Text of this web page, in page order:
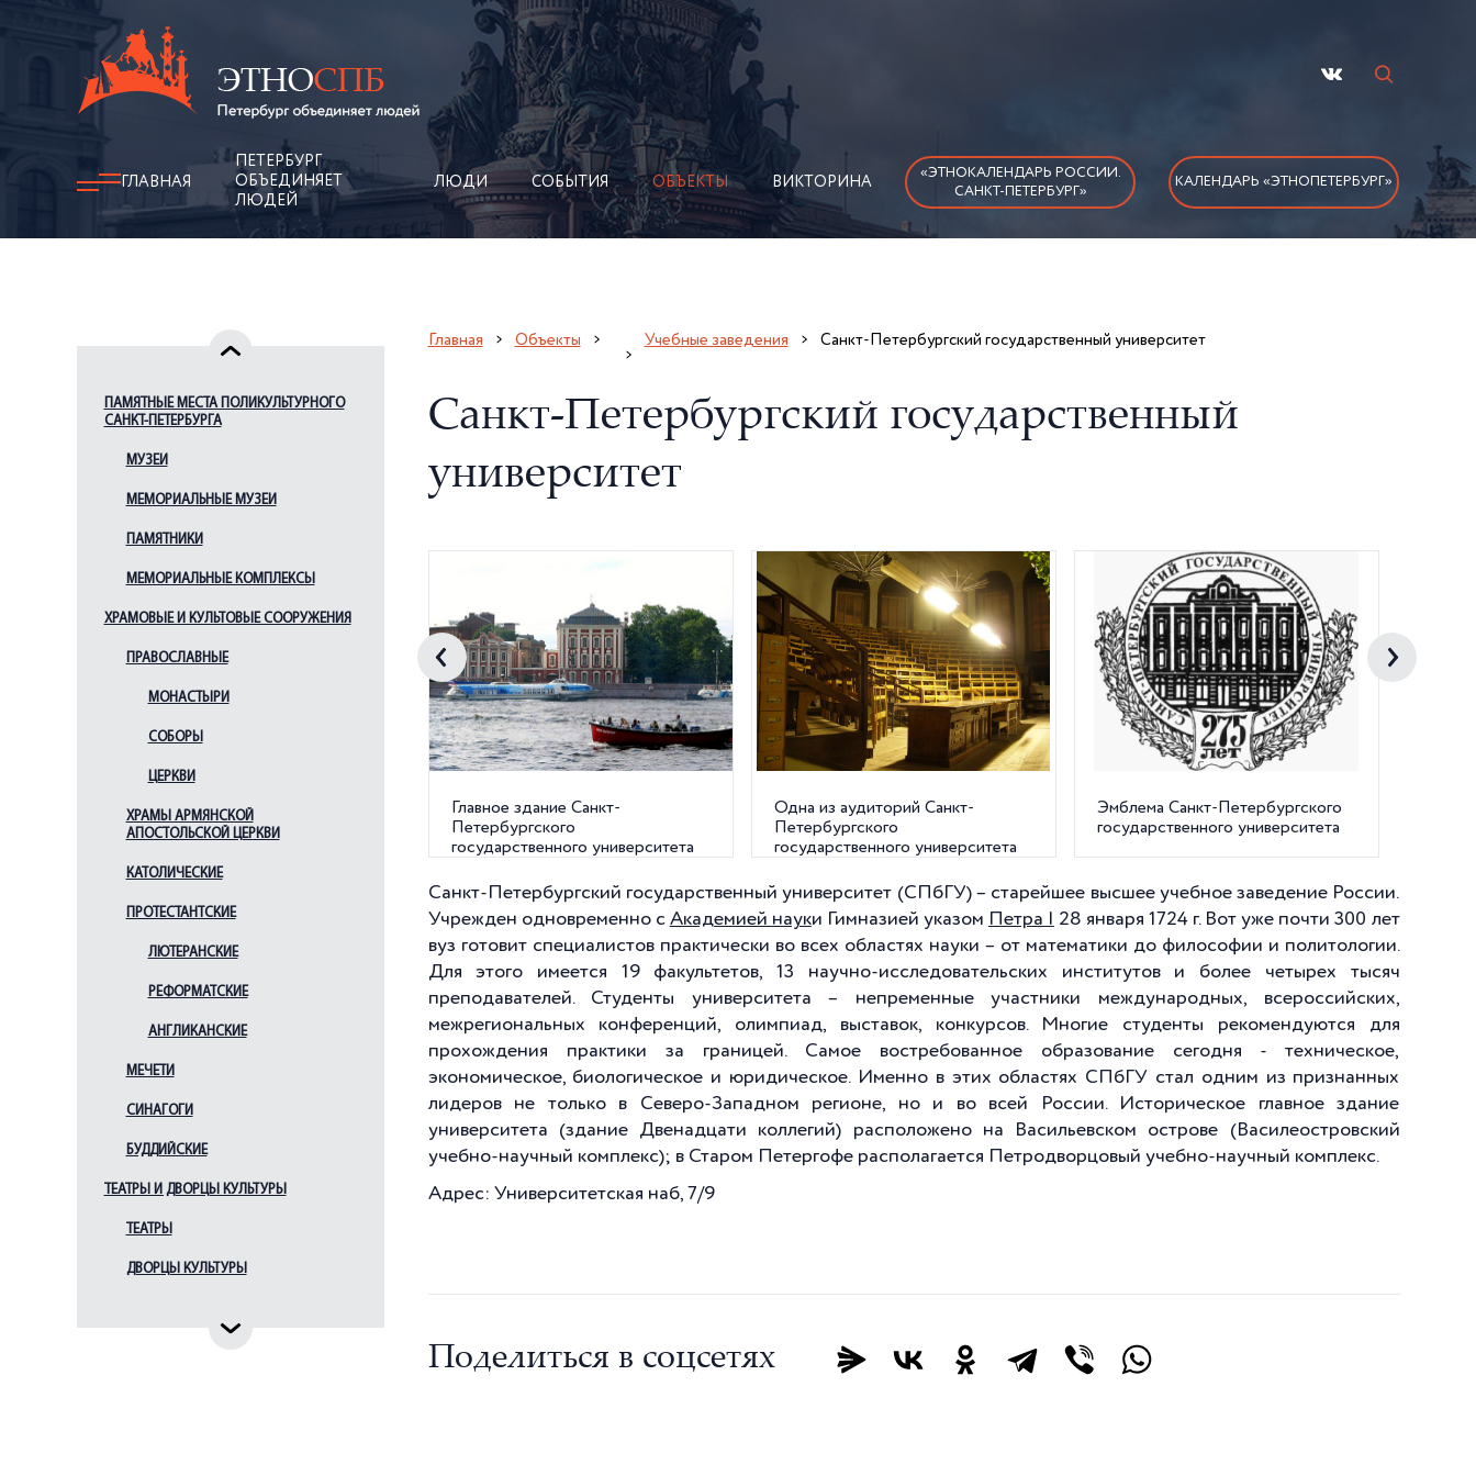
ГЛАВНАЯ
ПЕТЕРБУРГ
ОБЪЕДИНЯЕТ
ЛЮДЕЙ
ЛЮДИ СОБЫТИЯ ОБЪЕКТЫ ВИКТОРИНА
«ЭТНОКАЛЕНДАРЬ РОССИИ.
САНКТ-ПЕТЕРБУРГ»
КАЛЕНДАРЬ «ЭТНОПЕТЕРБУРГ»
ПАМЯТНЫЕ МЕСТА ПОЛИКУЛЬТУРНОГО
САНКТ-ПЕТЕРБУРГА
МУЗЕИ
МЕМОРИАЛЬНЫЕ МУЗЕИ
ПАМЯТНИКИ
МЕМОРИАЛЬНЫЕ КОМПЛЕКСЫ
ХРАМОВЫЕ И КУЛЬТОВЫЕ СООРУЖЕНИЯ
ПРАВОСЛАВНЫЕ
МОНАСТЫРИ
СОБОРЫ
ЦЕРКВИ
ХРАМЫ АРМЯНСКОЙ
АПОСТОЛЬСКОЙ ЦЕРКВИ
КАТОЛИЧЕСКИЕ
ПРОТЕСТАНТСКИЕ
ЛЮТЕРАНСКИЕ
РЕФОРМАТСКИЕ
АНГЛИКАНСКИЕ
МЕЧЕТИ
СИНАГОГИ
БУДДИЙСКИЕ
ТЕАТРЫ И ДВОРЦЫ КУЛЬТУРЫ
ТЕАТРЫ
ДВОРЦЫ КУЛЬТУРЫ
Главная Объекты Учебные заведения Санкт-Петербургский государственный университет
Санкт-Петербургский государственный
университет
Главное здание Санкт-
Петербургского
государственного университета
Одна из аудиторий Санкт-
Петербургского
государственного университета
Эмблема Санкт-Петербургского
государственного университета
Санкт-Петербургский государственный университет (СПбГУ) – старейшее высшее учебное заведение России.
Учрежден одновременно с Академией науки Гимназией указом Петра I 28 января 1724 г. Вот уже почти 300 лет
вуз готовит специалистов практически во всех областях науки – от математики до философии и политологии.
Для этого имеется 19 факультетов, 13 научно-исследовательских институтов и более четырех тысяч
преподавателей. Студенты университета – непременные участники международных, всероссийских,
межрегиональных конференций, олимпиад, выставок, конкурсов. Многие студенты рекомендуются для
прохождения практики за границей. Самое востребованное образование сегодня - техническое,
экономическое, биологическое и юридическое. Именно в этих областях СПбГУ стал одним из признанных
лидеров не только в Северо-Западном регионе, но и во всей России. Историческое главное здание
университета (здание Двенадцати коллегий) расположено на Васильевском острове (Василеостровский
учебно-научный комплекс); в Старом Петергофе располагается Петродворцовый учебно-научный комплекс.
Адрес: Университетская наб, 7/9
Поделиться в соцсетях